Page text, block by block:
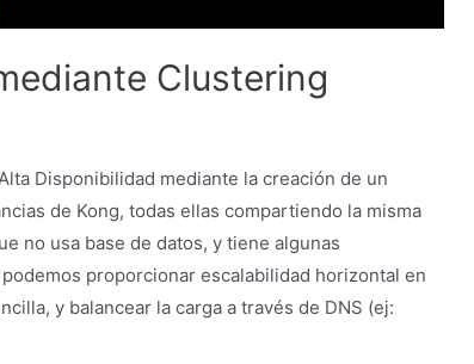
Clustering
Disponibilidad mediante la creación de un
de Kong, todas ellas compartiendo la misma
no usa base de datos, y tiene algunas
proporcionar escalabilidad horizontal en
y balancear la carga a través de DNS (ej: